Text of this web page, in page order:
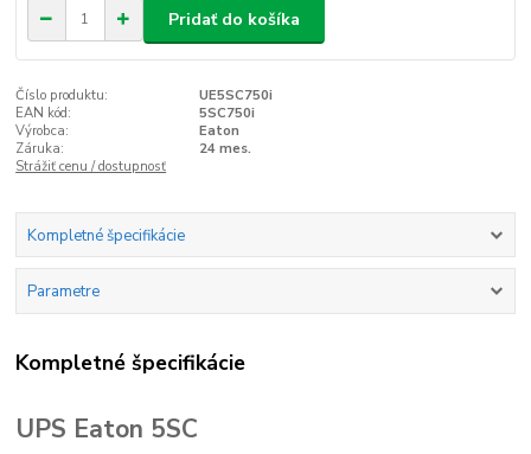
Pridať do košíka
Číslo produktu:
UE5SC750i
EAN kód:
5SC750i
Výrobca:
Eaton
Záruka:
24 mes.
Strážiť cenu / dostupnosť
Kompletné špecifikácie
Parametre
Kompletné špecifikácie
UPS Eaton 5SC